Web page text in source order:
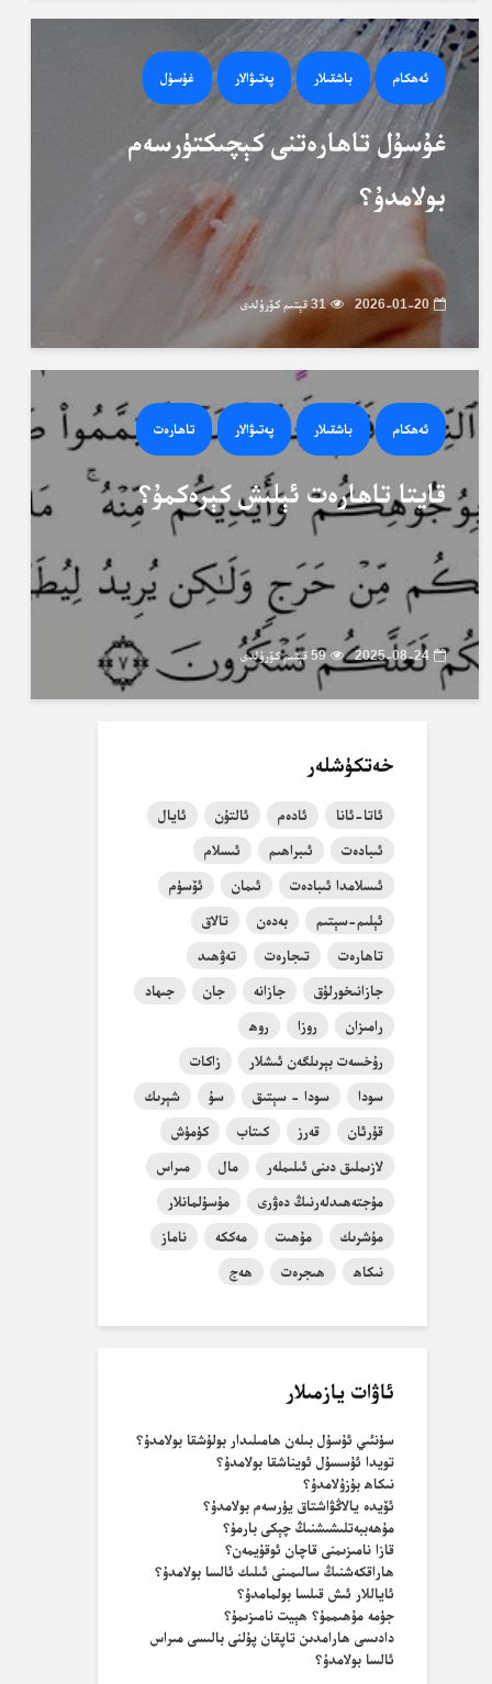
ئەھكام باشقىلار پەتىۋالار غۇسۇل
غۇسۇل تاھارەتنى كېچىكتۈرسەم
بولامدۇ؟
2026-01-20 31 قېتىم كۆرۈلدى
ئەھكام باشقىلار پەتىۋالار تاھارەت
قايتا تاھارەت ئېلىش كېرەكمۇ؟
2025-08-24 59 قېتىم كۆرۈلدى
خەتكۈشلەر
ئاتا-ئانا ئادەم ئالتۇن
ئايال
ئىبادەت
ئىبراھىم
ئىسلام
ئىسلامدا ئىبادەت
ئىمان
ئۆسۈم
ئېلىم-سېتىم
بەدەن
تالاق
تاھارەت
تىجارەت
تەۋھىد
جازانىخورلۇق
جازانە جان
جىھاد
رامىزان
روزا
روھ
رۇخسەت بېرىلگەن ئىشلار
زاكات
سودا
سودا - سېتىق سۇ
شېرىك
قۇرئان
قەرز كىتاب
كۈمۈش
لازىملىق دىنى ئىلىملەر
مال
مىراس
مۇجتەھىدلەرنىڭ دەۋرى
مۇسۇلمانلار
مۇشرىك
مۇھىت مەككە
ناماز
نىكاھ
ھىجرەت ھەج
ئاۋات يازمىلار
سۈنئىي ئۇسۇل بىلەن ھامىلىدار بولۇشقا بولامدۇ؟
تويدا ئۇسسۇل ئويناشقا بولامدۇ؟
نىكاھ بۇزۇلامدۇ؟
ئۆيدە يالاڭۋاشتاق يۈرسەم بولامدۇ؟
مۇھەببەتلىشىشنىڭ چېكى بارمۇ؟
قازا نامىزىمنى قاچان ئوقۇيمەن؟
ھاراقكەشنىڭ سالىمىنى ئىلىك ئالسا بولامدۇ؟
ئاياللار ئىش قىلسا بولمامدۇ؟
جۈمە مۇھىممۇ؟ ھېيت نامىزىمۇ؟
دادىسى ھارامدىن تاپقان پۇلنى بالىسى مىراس
ئالسا بولامدۇ؟